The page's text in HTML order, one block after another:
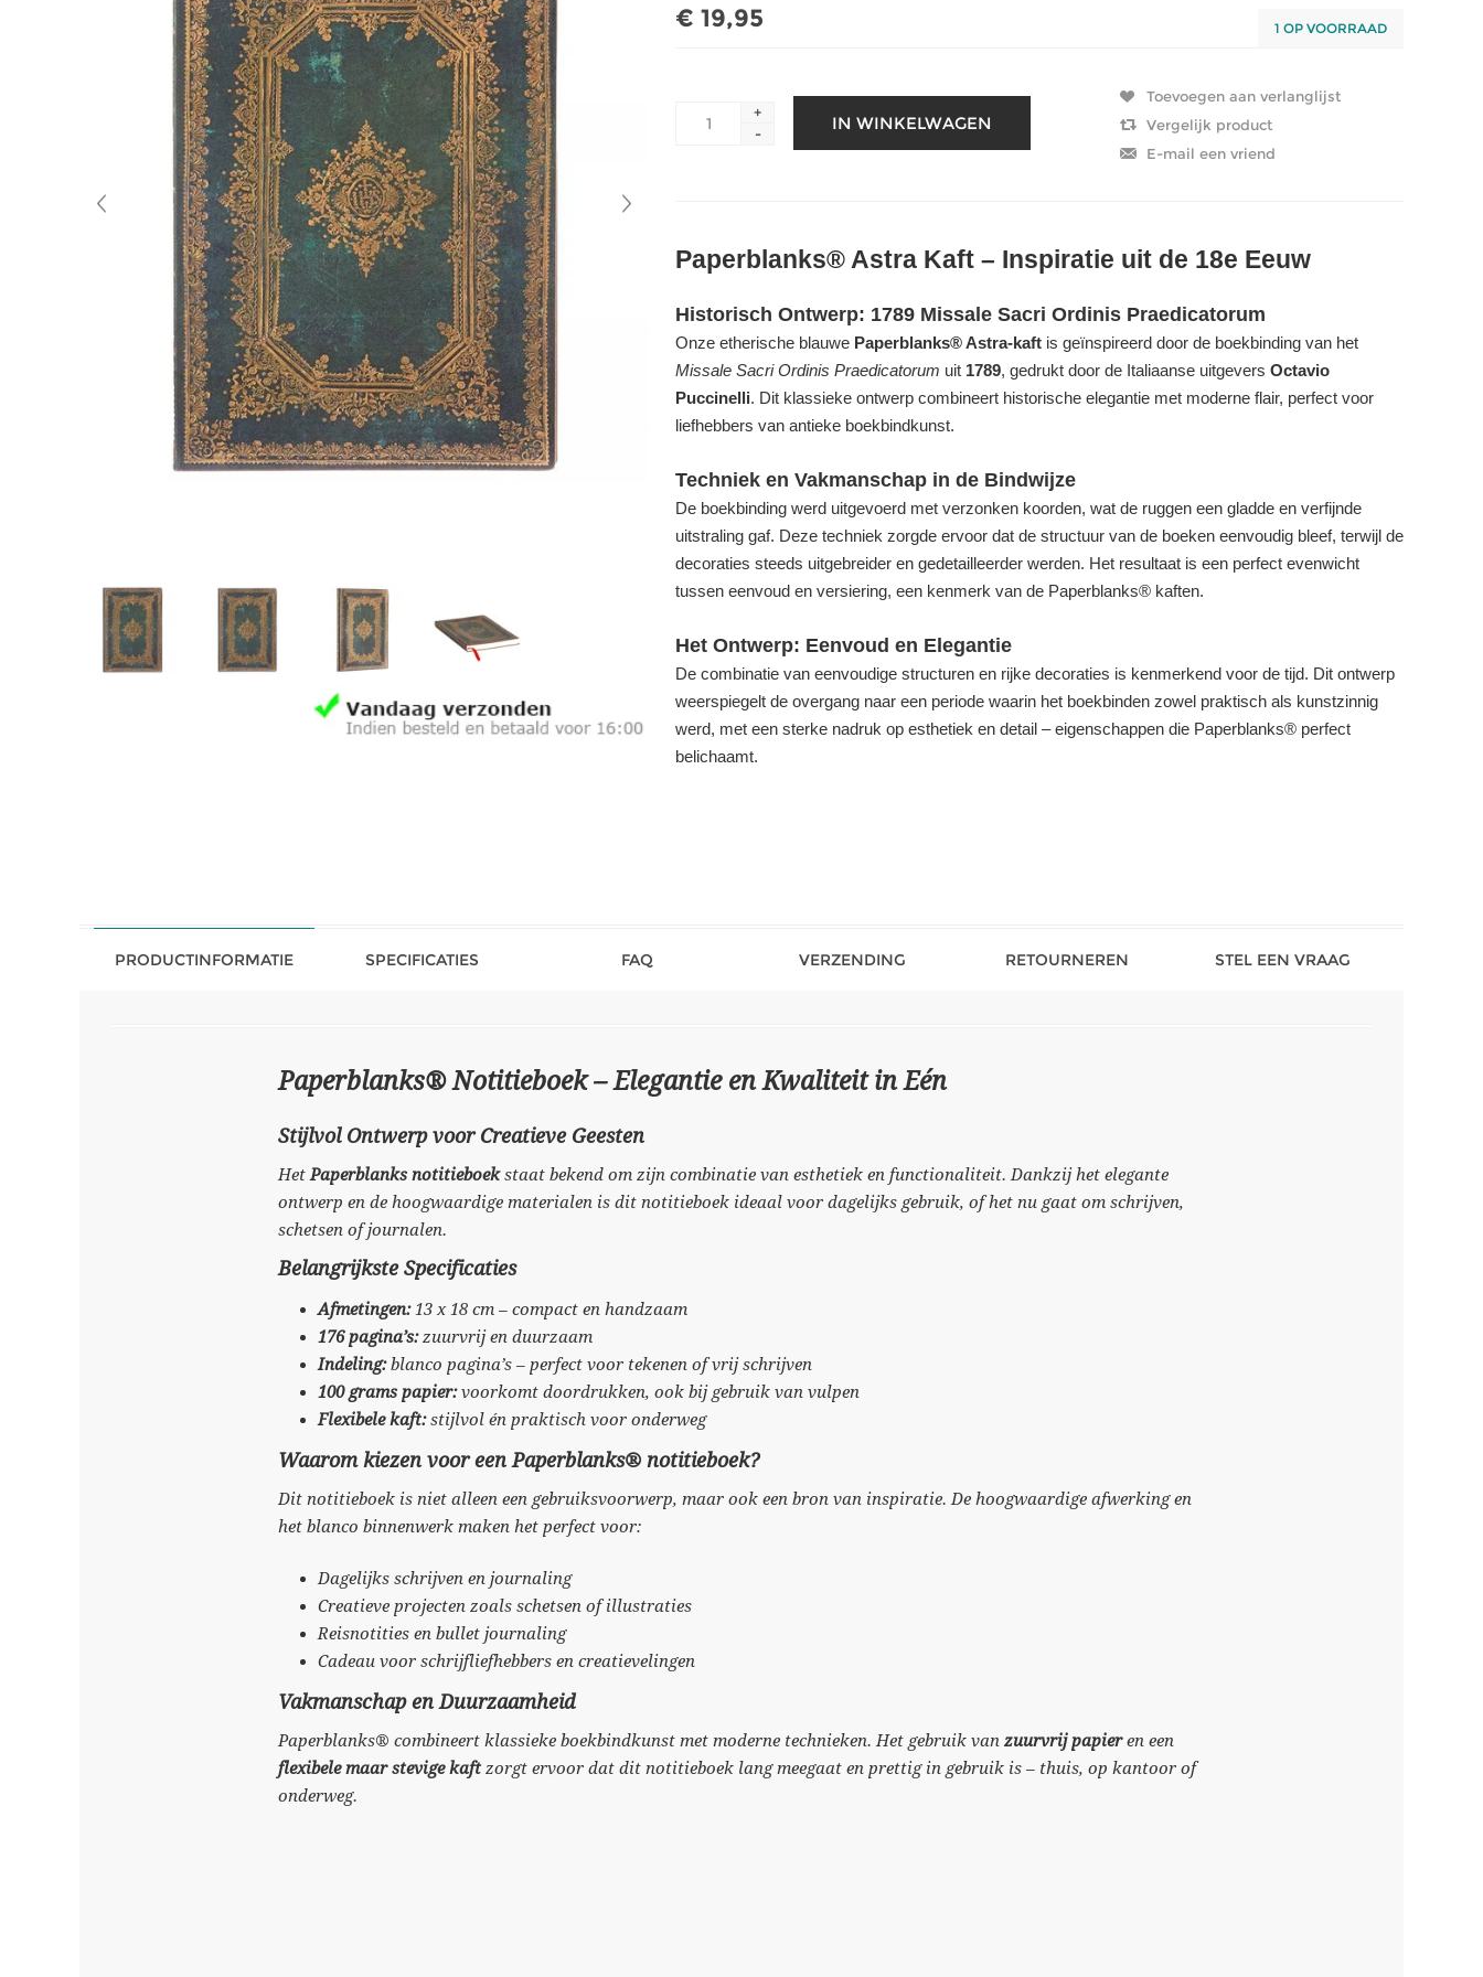
€ 19,95 1 OP VOORRAAD
+
-
Paperblanks® Astra Kaft – Inspiratie uit de 18e Eeuw
Historisch Ontwerp: 1789 Missale Sacri Ordinis Praedicatorum
Onze etherische blauwe Paperblanks® Astra-kaft is geïnspireerd door de boekbinding van het
Missale Sacri Ordinis Praedicatorum uit 1789, gedrukt door de Italiaanse uitgevers Octavio
Puccinelli. Dit klassieke ontwerp combineert historische elegantie met moderne flair, perfect voor
liefhebbers van antieke boekbindkunst.
Techniek en Vakmanschap in de Bindwijze
De boekbinding werd uitgevoerd met verzonken koorden, wat de ruggen een gladde en verfijnde
uitstraling gaf. Deze techniek zorgde ervoor dat de structuur van de boeken eenvoudig bleef, terwijl de
decoraties steeds uitgebreider en gedetailleerder werden. Het resultaat is een perfect evenwicht
tussen eenvoud en versiering, een kenmerk van de Paperblanks® kaften.
Het Ontwerp: Eenvoud en Elegantie
De combinatie van eenvoudige structuren en rijke decoraties is kenmerkend voor de tijd. Dit ontwerp
weerspiegelt de overgang naar een periode waarin het boekbinden zowel praktisch als kunstzinnig
werd, met een sterke nadruk op esthetiek en detail – eigenschappen die Paperblanks® perfect
belichaamt.
PRODUCTINFORMATIE SPECIFICATIES FAQ VERZENDING RETOURNEREN STEL EEN VRAAG
Paperblanks® Notitieboek – Elegantie en Kwaliteit in Eén
Stijlvol Ontwerp voor Creatieve Geesten
HetPaperblanks notitieboekstaat bekend om zijn combinatie van esthetiek en functionaliteit. Dankzij het elegante
ontwerp en de hoogwaardige materialen is dit notitieboek ideaal voor dagelijks gebruik, of het nu gaat om schrijven,
schetsen of journalen.
Belangrijkste Specificaties
Afmetingen:13 x 18 cm – compact en handzaam
176 pagina’s:zuurvrij en duurzaam
Indeling:blanco pagina’s – perfect voor tekenen of vrij schrijven
100 grams papier:voorkomt doordrukken, ook bij gebruik van vulpen
Flexibele kaft:stijlvol én praktisch voor onderweg
Waarom kiezen voor een Paperblanks® notitieboek?
Dit notitieboek is niet alleen een gebruiksvoorwerp, maar ook een bron van inspiratie. De hoogwaardige afwerking en
het blanco binnenwerk maken het perfect voor:
Dagelijks schrijven en journaling
Creatieve projecten zoals schetsen of illustraties
Reisnotities en bullet journaling
Cadeau voor schrijfliefhebbers en creatievelingen
Vakmanschap en Duurzaamheid
Paperblanks® combineert klassieke boekbindkunst met moderne technieken. Het gebruik van zuurvrij papieren een
flexibele maar stevige kaftzorgt ervoor dat dit notitieboek lang meegaat en prettig in gebruik is – thuis, op kantoor of
onderweg.